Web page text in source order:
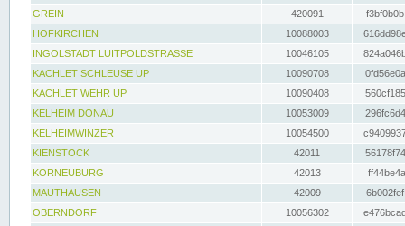
GREIN
420091
HOFKIRCHEN
10088003
INGOLSTADT LUITPOLDSTRASSE
10046105
KACHLET SCHLEUSE UP
10090708
KACHLET WEHR UP
10090408
KELHEIM DONAU
10053009
KELHEIMWINZER
10054500
KIENSTOCK
42011
KORNEUBURG
42013
MAUTHAUSEN
42009
OBERNDORF
10056302